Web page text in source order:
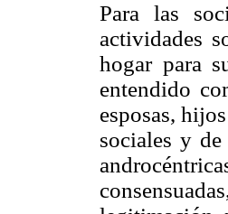
Para las
actividades
hogar para
entendido
esposas,
sociales y de